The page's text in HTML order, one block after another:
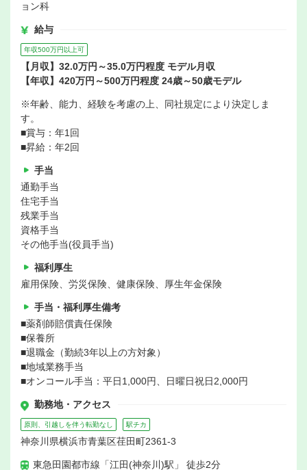
ョン科
給与
年収500万円以上可
【月収】32.0万円～35.0万円程度 モデル月収
【年収】420万円～500万円程度 24歳～50歳モデル
※年齢、能力、経験を考慮の上、同社規定により決定しま
す。
■賞与：年1回
■昇給：年2回
手当
通勤手当
住宅手当
残業手当
資格手当
その他手当(役員手当)
福利厚生
雇用保険、労災保険、健康保険、厚生年金保険
手当・福利厚生備考
■薬剤師賠償責任保険
■保養所
■退職金（勤続3年以上の方対象）
■地域業務手当
■オンコール手当：平日1,000円、日曜日祝日2,000円
勤務地・アクセス
原則、引越しを伴う転勤なし 駅チカ
神奈川県横浜市青葉区荏田町2361-3
東急田園都市線「江田(神奈川)駅」 徒歩2分